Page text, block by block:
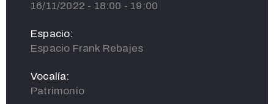
16/11/2022 - 18:00 - 19:00
Espacio:
Espacio Frank Rebajes
Vocalía:
Patrimonio